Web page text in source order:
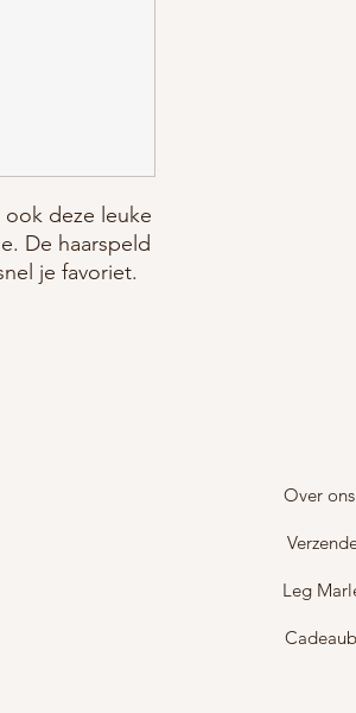
deze leuke
De haarspeld
je favoriet.
Over ons
Leg